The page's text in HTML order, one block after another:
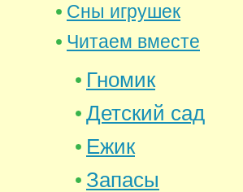
Сны игрушек
Читаем вместе
Гномик
Детский сад
Ежик
Запасы